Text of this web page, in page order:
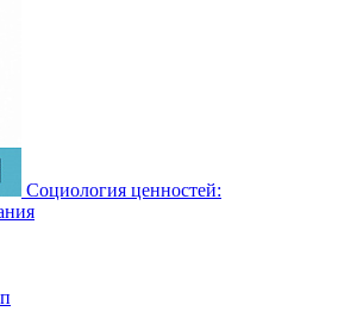
Социология ценностей: